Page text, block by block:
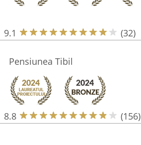
9.1 (32)
Pensiunea Tibil
8.8 (156)